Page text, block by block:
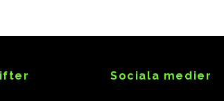
Sociala medier